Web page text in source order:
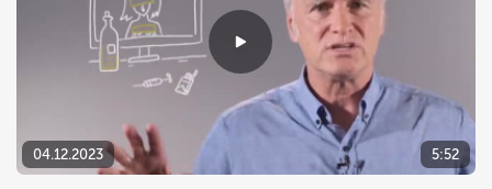
04.12.2023 5:52